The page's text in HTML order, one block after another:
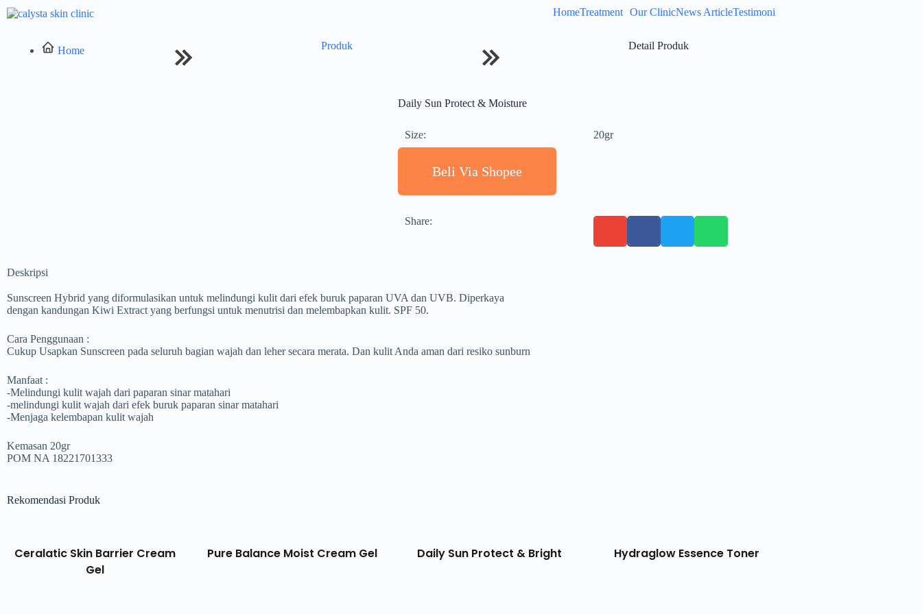
HomeTreatment Our ClinicNews ArticleTestimoni
Home Produk Detail Produk
Daily Sun Protect & Moisture
Size: 20gr
Beli Via Shopee
Share:
Deskripsi
Sunscreen Hybrid yang diformulasikan untuk melindungi kulit dari efek buruk paparan UVA dan UVB. Diperkaya
dengan kandungan Kiwi Extract yang berfungsi untuk menutrisi dan melembapkan kulit. SPF 50.
Cara Penggunaan :
Cukup Usapkan Sunscreen pada seluruh bagian wajah dan leher secara merata. Dan kulit Anda aman dari resiko sunburn
Manfaat :
-Melindungi kulit wajah dari paparan sinar matahari
-melindungi kulit wajah dari efek buruk paparan sinar matahari
-Menjaga kelembapan kulit wajah
Kemasan 20gr
POM NA 18221701333
Rekomendasi Produk
Ceralatic Skin Barrier Cream
Gel
Pure Balance Moist Cream Gel Daily Sun Protect & Bright Hydraglow Essence Toner